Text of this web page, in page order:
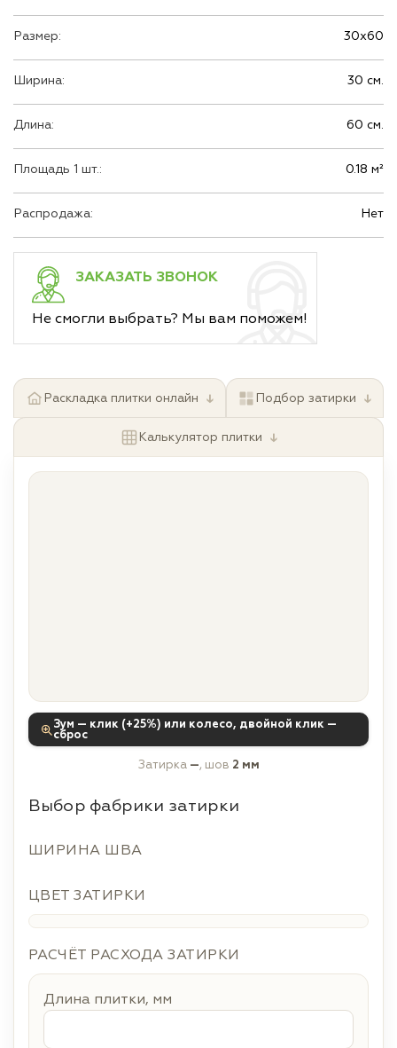
Размер: 30х60
Ширина: 30 см.
Длина: 60 см.
Площадь 1 шт.: 0.18 м²
Распродажа: Нет
ЗАКАЗАТЬ ЗВОНОК
Не смогли выбрать? Мы вам поможем!
Раскладка плитки онлайн ↓ Подбор затирки ↓
Калькулятор плитки ↓
Зум — клик (+25%) или колесо, двойной клик —
сброс
Затирка —, шов 2 мм
Выбор фабрики затирки
ШИРИНА ШВА
ЦВЕТ ЗАТИРКИ
РАСЧЁТ РАСХОДА ЗАТИРКИ
Длина плитки, мм